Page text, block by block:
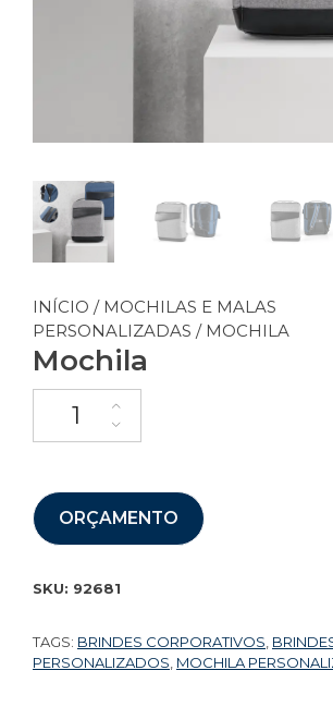
INÍCIO / MOCHILAS E MALAS
PERSONALIZADAS / MOCHILA
Mochila
ORÇAMENTO
SKU: 92681
TAGS: BRINDES CORPORATIVOS
PERSONALIZADOS MOCHILA